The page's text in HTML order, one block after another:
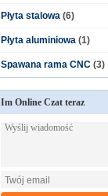
Płyta stalowa (6)
Płyta aluminiowa (1)
Spawana rama CNC (3)
Im Online Czat teraz